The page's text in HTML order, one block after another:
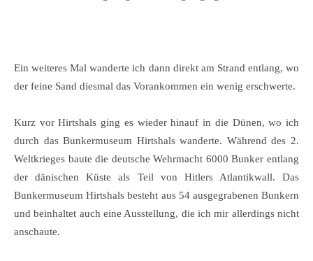
Ein weiteres Mal wanderte ich dann direkt am Strand entlang, wo
der feine Sand diesmal das Vorankommen ein wenig erschwerte.
Kurz vor Hirtshals ging es wieder hinauf in die Dünen, wo ich
durch das Bunkermuseum Hirtshals wanderte. Während des 2.
Weltkrieges baute die deutsche Wehrmacht 6000 Bunker entlang
der dänischen Küste als Teil von Hitlers Atlantikwall. Das
Bunkermuseum Hirtshals besteht aus 54 ausgegrabenen Bunkern
und beinhaltet auch eine Ausstellung, die ich mir allerdings nicht
anschaute.